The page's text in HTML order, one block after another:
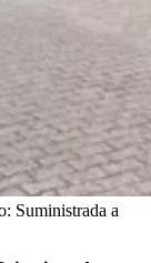
Suministrada a